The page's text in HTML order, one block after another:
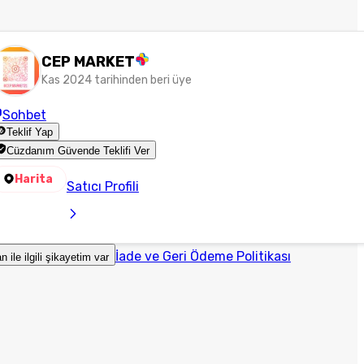
CEP MARKET
Kas 2024 tarihinden beri üye
Sohbet
Teklif Yap
Cüzdanım Güvende Teklifi Ver
Harita Satıcı Profili
ile ilgili şikayetim var İade ve Geri Ödeme Politikası